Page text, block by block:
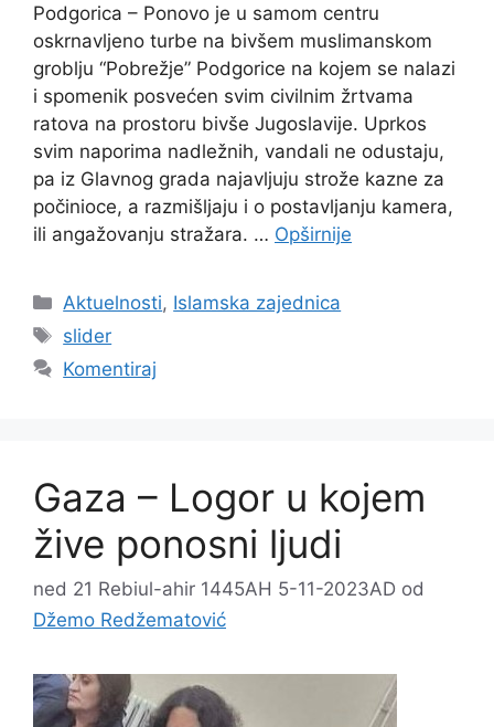
Podgorica – Ponovo je u samom centru
oskrnavljeno turbe na bivšem muslimanskom
groblju “Pobrežje” Podgorice na kojem se nalazi
i spomenik posvećen svim civilnim žrtvama
ratova na prostoru bivše Jugoslavije. Uprkos
svim naporima nadležnih, vandali ne odustaju,
pa iz Glavnog grada najavljuju strože kazne za
počinioce, a razmišljaju i o postavljanju kamera,
ili angažovanju stražara. … Opširnije
Kategorije
Aktuelnosti, Islamska zajednica
Oznake
slider
Komentiraj
Gaza – Logor u kojem
žive ponosni ljudi
ned 21 Rebiul-ahir 1445AH 5-11-2023AD od
Džemo Redžematović